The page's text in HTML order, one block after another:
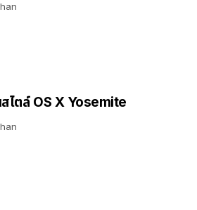
ไตล์ OS X Yosemite